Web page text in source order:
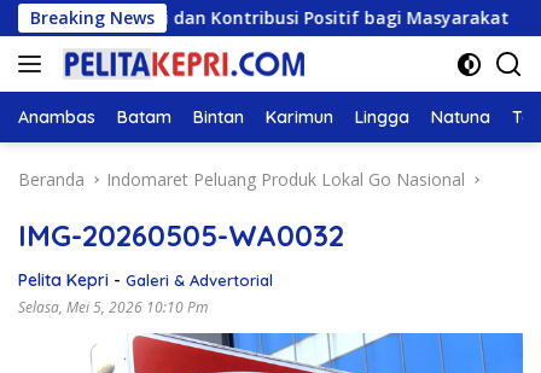
Langsung
ke
konten
Breaking News
Solusi dan Kontribusi Positif bagi Masyarakat
Anambas Batam Bintan Karimun Lingga Natuna
Beranda Indomaret Peluang Produk Lokal Go Nasional
IMG-20260505-WA0032
Pelita Kepri - Galeri & Advertorial
Selasa, Mei 5, 2026 10:10 Pm